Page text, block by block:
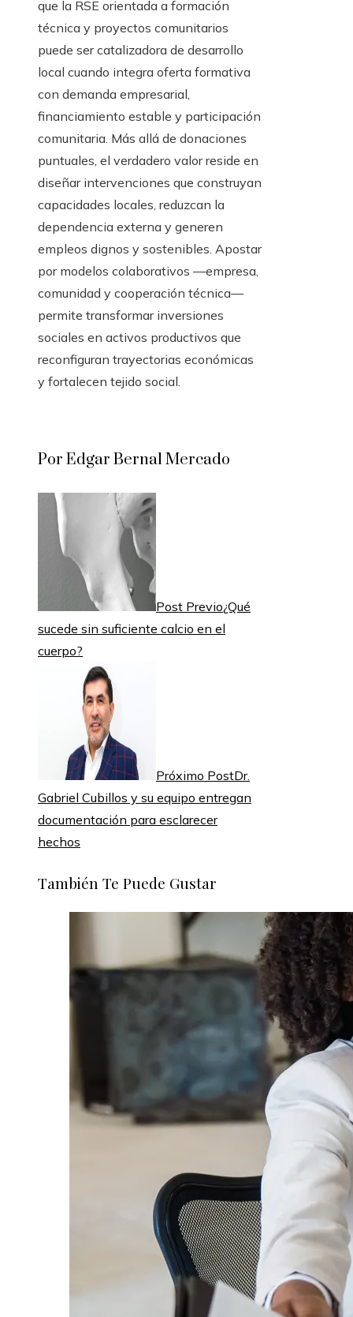
que la RSE orientada a formación
técnica y proyectos comunitarios
puede ser catalizadora de desarrollo
local cuando integra oferta formativa
con demanda empresarial,
financiamiento estable y participación
comunitaria. Más allá de donaciones
puntuales, el verdadero valor reside en
diseñar intervenciones que construyan
capacidades locales, reduzcan la
dependencia externa y generen
empleos dignos y sostenibles. Apostar
por modelos colaborativos —empresa,
comunidad y cooperación técnica—
permite transformar inversiones
sociales en activos productivos que
reconfiguran trayectorias económicas
y fortalecen tejido social.
Por Edgar Bernal Mercado
Post Previo¿Qué
sucede sin suficiente calcio en el
cuerpo?
Próximo PostDr.
Gabriel Cubillos y su equipo entregan
documentación para esclarecer
hechos
También Te Puede Gustar